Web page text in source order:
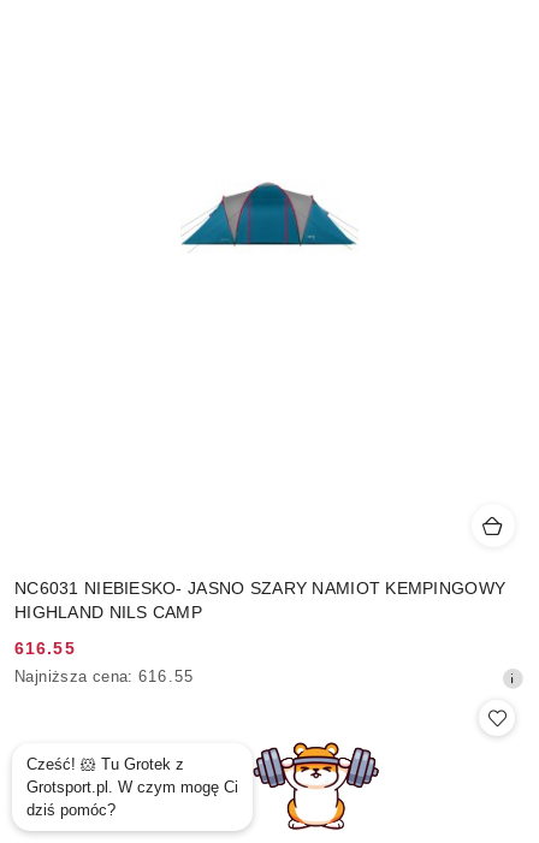
NC6031 NIEBIESKO- JASNO SZARY NAMIOT KEMPINGOWY
HIGHLAND NILS CAMP
Cena
promocyjna:
616.55
Najniższa
dni
przed
obniżką
Najniższa cena: 616.55